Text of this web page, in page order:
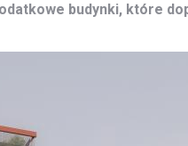
budynki, które